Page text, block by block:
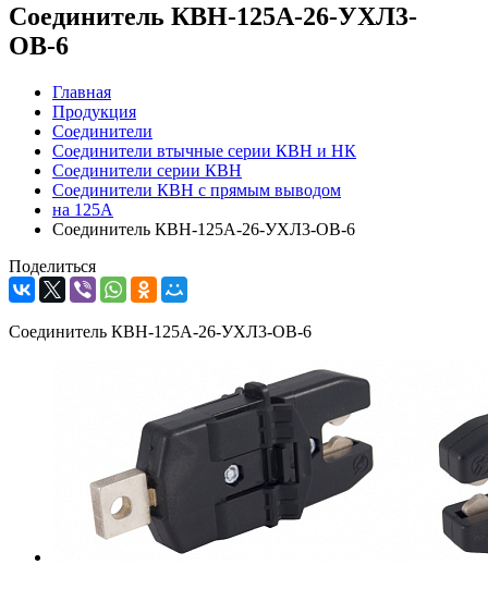
Соединитель КВН-125А-26-УХЛ3-
ОВ-6
Главная
Продукция
Соединители
Соединители втычные серии КВН и НК
Соединители серии КВН
Соединители КВН с прямым выводом
на 125А
Соединитель КВН-125А-26-УХЛ3-ОВ-6
Поделиться
Соединитель КВН-125А-26-УХЛ3-ОВ-6